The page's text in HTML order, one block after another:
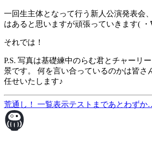
一回生主体となって行う新人公演発表会
はあると思いますが頑張っていきます(
それでは！
P.S. 写真は基礎練中のらむ君とチャーリ
景です。 何を言い合っているのかは皆さ
任せいたします♪
荒通し！ 一覧表示テストまであとわずか